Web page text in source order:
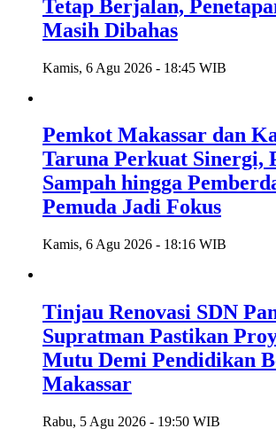
Tetap Berjalan,
Masih Dibahas
Kamis, 6 Agu 2026 - 18:45 WIB
Pemkot Makassar dan
Taruna Perkuat Sinergi,
Sampah hingga
Pemuda Jadi Fokus
Kamis, 6 Agu 2026 - 18:16 WIB
Tinjau Renovasi SDN
Supratman Pastikan
Mutu Demi Pendidikan
Makassar
Rabu, 5 Agu 2026 - 19:50 WIB